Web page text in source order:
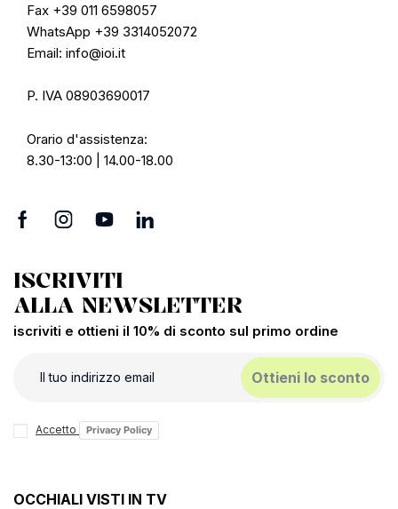
Fax +39 011 6598057
WhatsApp +39 3314052072
Email: info@ioi.it
P. IVA 08903690017
Orario d'assistenza:
8.30-13:00 | 14.00-18.00
ISCRIVITI
ALLA NEWSLETTER
iscriviti e ottieni il 10% di sconto sul primo ordine
Ottieni lo sconto
Accetto Privacy Policy
OCCHIALI VISTI IN TV